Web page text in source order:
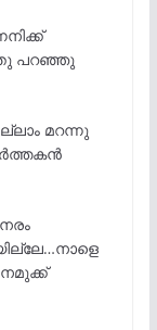
പറഞ്ഞു
മറന്നു
നമുക്ക്